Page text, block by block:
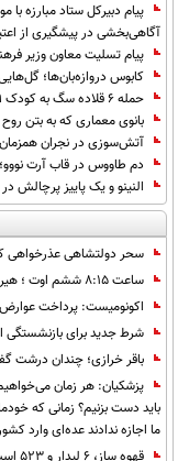
پیام دبیرکل ستاد مبارزه
آگاهی‌بخشی در پیشگیری از
پیام تسلیت معاون وزیر
کابوس دروازه‌بان‌ها؛
حمله ۶ قلاده سگ به کودک ۹ ساله در سنندج
بانوی معماری که به بتن روح
آتش‌سوزی در نجران
دم طاووس در قاب آرت نووو؛
النینو و یک پاییز پرچالش
سحر دولتشاهی عذرخواهی
ساعت ۸:۱۵ ششم اوت ؛ هیروشیما / وقتی شهر در دیگ قیر می‌جوشید
اکونومیست: پرداخت عوارض
شرط جدید برای بازنشستگی
باقر خرازی؛ چندان درشت
پزشکیان: هر زمان
باید دست بزنیم؟ زمانی که
ما اجازه ندادند عده‌ای وارد